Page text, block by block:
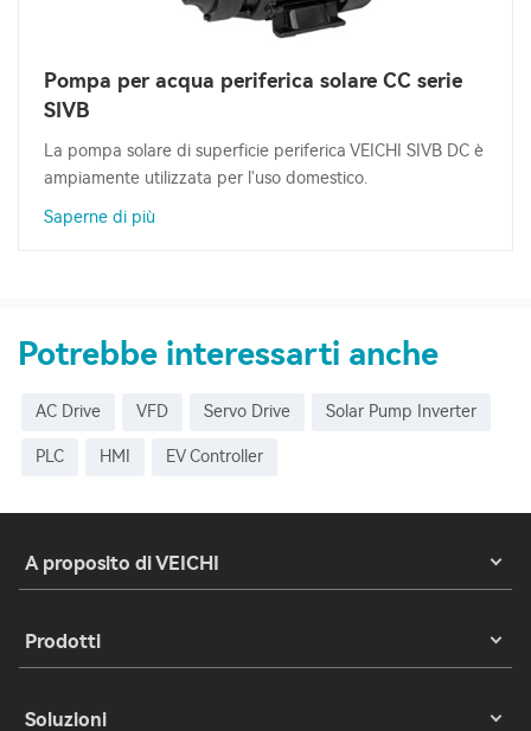
Pompa per acqua periferica solare CC serie
SIVB
La pompa solare di superficie periferica VEICHI SIVB DC è
ampiamente utilizzata per l'uso domestico.
Saperne di più
Potrebbe interessarti anche
AC Drive VFD Servo Drive Solar Pump Inverter
PLC HMI EV Controller
A proposito di VEICHI
Prodotti
Soluzioni